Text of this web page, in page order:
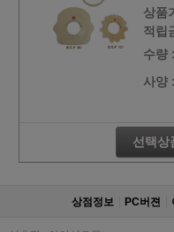
상품
적립
수량 :
사양 :
선택상
상점정보 PC버젼